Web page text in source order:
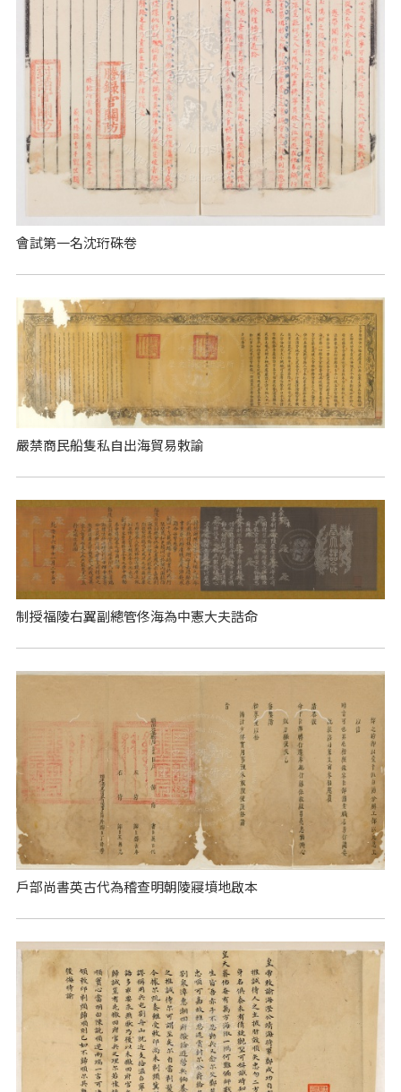
會試第一名沈珩硃卷
嚴禁商民船隻私自出海貿易敕諭
制授福陵右翼副總管佟海為中憲大夫誥命
戶部尚書英古代為稽查明朝陵寢墳地啟本